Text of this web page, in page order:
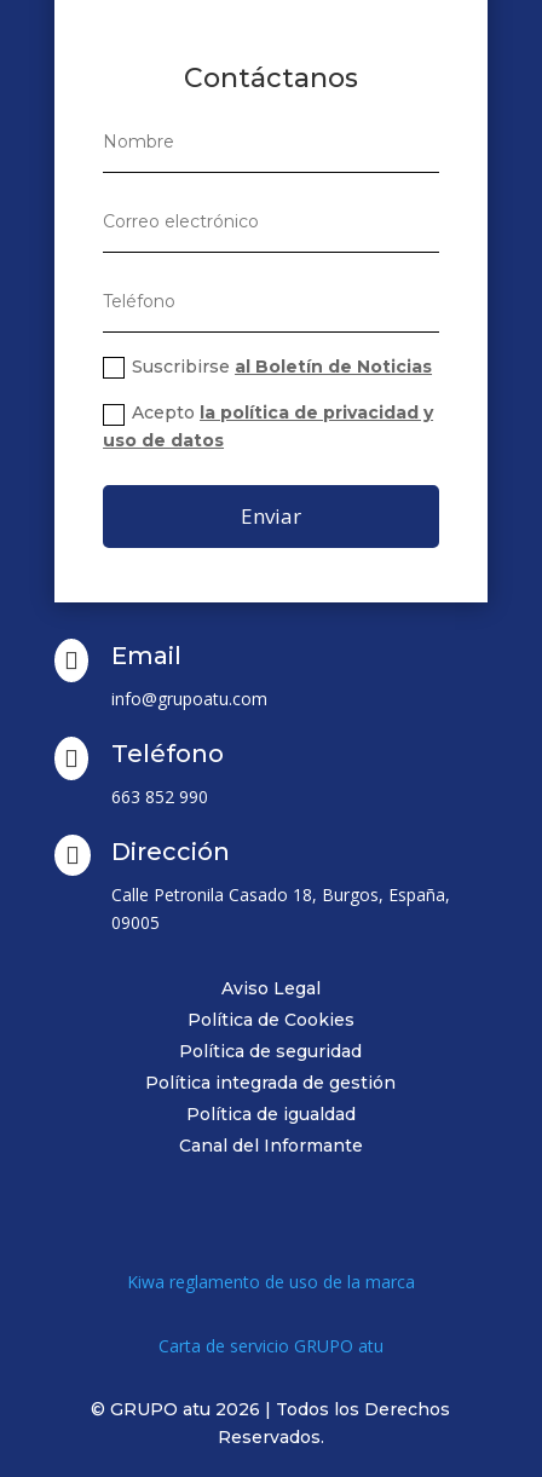
Contáctanos
Suscribirse al Boletín de Noticias
Acepto la política de privacidad y
uso de datos
Enviar
 Email
info@grupoatu.com
 Teléfono
663 852 990
 Dirección
Calle Petronila Casado 18, Burgos, España,
09005
Aviso Legal
Política de Cookies
Política de seguridad
Política integrada de gestión
Política de igualdad
Canal del Informante
Kiwa reglamento de uso de la marca
Carta de servicio GRUPO atu
© GRUPO atu 2026 | Todos los Derechos
Reservados.